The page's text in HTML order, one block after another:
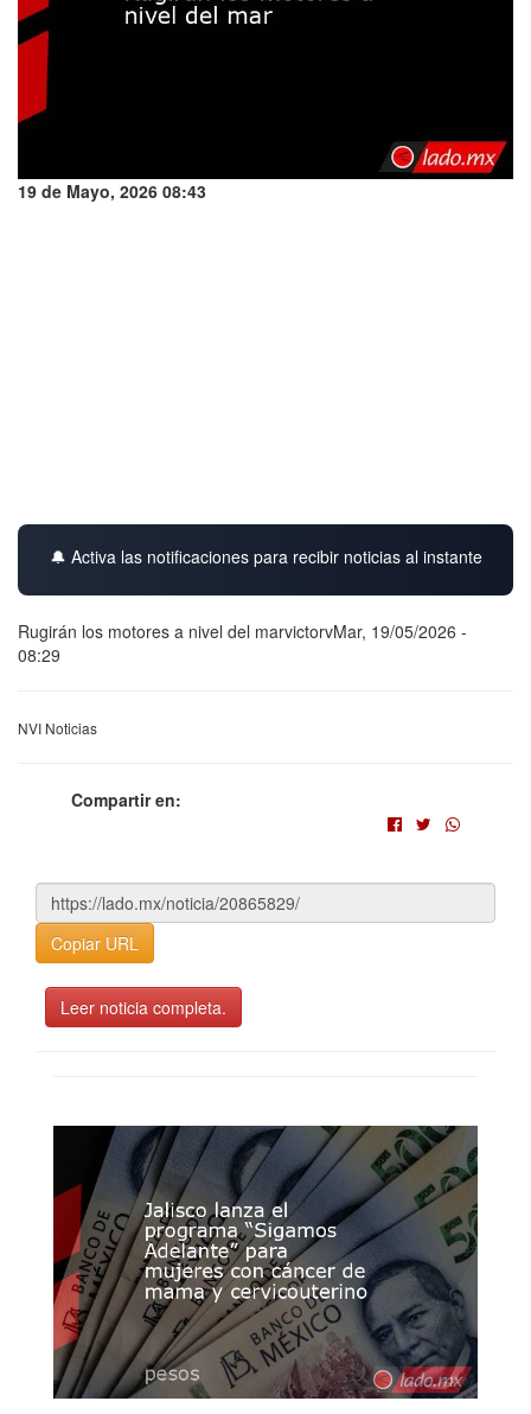
19 de Mayo, 2026 08:43
🔔 Activa las notificaciones para recibir noticias al instante
Rugirán los motores a nivel del marvictorvMar, 19/05/2026 -
08:29
NVI Noticias
Compartir en:
Copiar URL
Leer noticia completa.